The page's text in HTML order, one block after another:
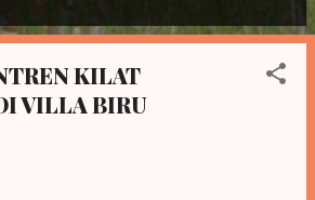
KILAT
VILLA BIRU